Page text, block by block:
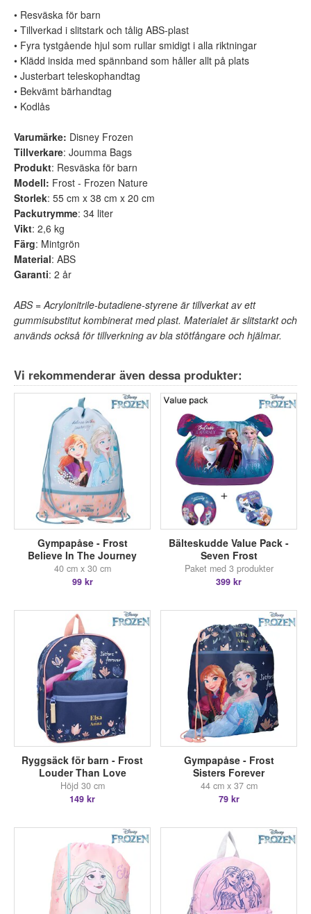
• Resväska för barn
• Tillverkad i slitstark och tålig ABS-plast
• Fyra tystgående hjul som rullar smidigt i alla riktningar
• Klädd insida med spännband som håller allt på plats
• Justerbart teleskophandtag
• Bekvämt bärhandtag
• Kodlås
Varumärke: Disney Frozen
Tillverkare: Joumma Bags
Produkt: Resväska för barn
Modell: Frost - Frozen Nature
Storlek: 55 cm x 38 cm x 20 cm
Packutrymme: 34 liter
Vikt: 2,6 kg
Färg: Mintgrön
Material: ABS
Garanti: 2 år
ABS = Acrylonitrile-butadiene-styrene är tillverkat av ett
gummisubstitut kombinerat med plast. Materialet är slitstarkt och
används också för tillverkning av bla stötfångare och hjälmar.
Vi rekommenderar även dessa produkter:
Gympapåse - Frost
Believe In The Journey
40 cm x 30 cm
99 kr
Bälteskudde Value Pack -
Seven Frost
Paket med 3 produkter
399 kr
Ryggsäck för barn - Frost
Louder Than Love
Höjd 30 cm
149 kr
Gympapåse - Frost
Sisters Forever
44 cm x 37 cm
79 kr